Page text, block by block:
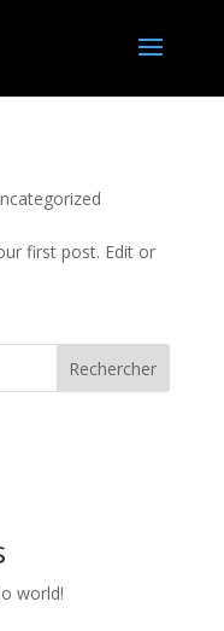
first post. Edit or
Rechercher
world!